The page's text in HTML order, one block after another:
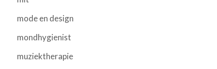
mode en design
mondhygienist
muziektherapie